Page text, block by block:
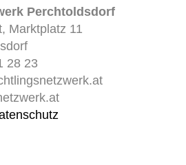
Perchtoldsdorf
Marktplatz 11
28 23